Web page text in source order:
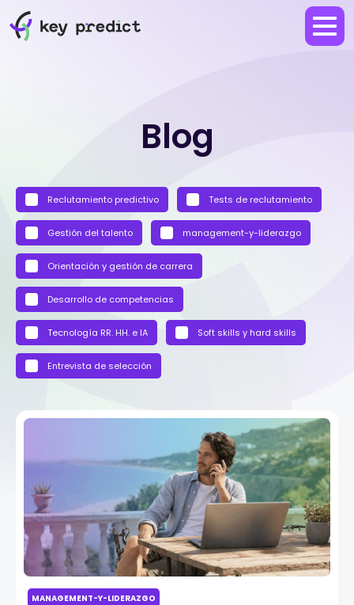
Blog
Reclutamiento predictivo Tests de reclutamiento
Gestión del talento management-y-liderazgo
Orientación y gestión de carrera
Desarrollo de competencias
Tecnología RR. HH. e IA Soft skills y hard skills
Entrevista de selección
MANAGEMENT-Y-LIDERAZGO